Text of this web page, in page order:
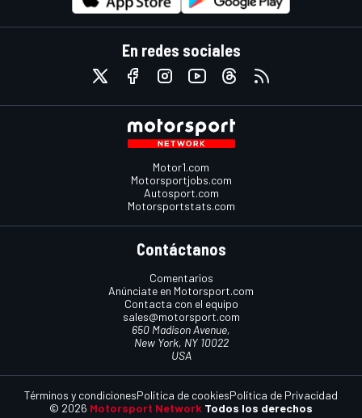
En redes sociales
Motor1.com
Motorsportjobs.com
Autosport.com
Motorsportstats.com
Contáctanos
Comentarios
Anúnciate en Motorsport.com
Contacta con el equipo
sales@motorsport.com
650 Madison Avenue,
New York, NY 10022
USA
© 2026 Motorsport Network Todos los derechos
Términos y condicionesPolítica de cookiesPolítica de Privacidad